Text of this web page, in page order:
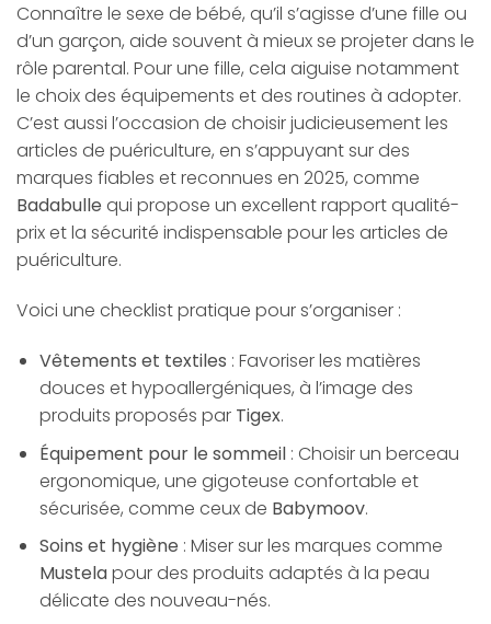
Connaître le sexe de bébé, qu’il s’agisse d’une fille ou
d’un garçon, aide souvent à mieux se projeter dans le
rôle parental. Pour une fille, cela aiguise notamment
le choix des équipements et des routines à adopter.
C’est aussi l’occasion de choisir judicieusement les
articles de puériculture, en s’appuyant sur des
marques fiables et reconnues en 2025, comme
Badabulle qui propose un excellent rapport qualité-
prix et la sécurité indispensable pour les articles de
puériculture.
Voici une checklist pratique pour s’organiser :
Vêtements et textiles : Favoriser les matières
douces et hypoallergéniques, à l’image des
produits proposés par Tigex.
Équipement pour le sommeil: Choisir un berceau
ergonomique, une gigoteuse confortable et
sécurisée, comme ceux de Babymoov.
Soins et hygiène : Miser sur les marques comme
Mustelapour des produits adaptés à la peau
délicate des nouveau-nés.